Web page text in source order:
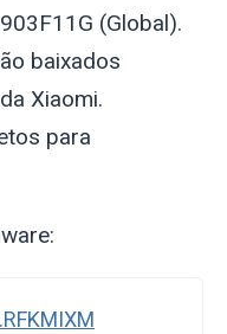
(Global).
baixados
Xiaomi.
para